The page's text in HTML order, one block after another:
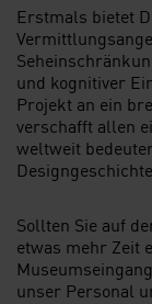
Erstmals bietet
und kognitiver
Projekt an ein
verschafft allen
weltweit
Sollten Sie auf
etwas mehr Zeit
unser Personal